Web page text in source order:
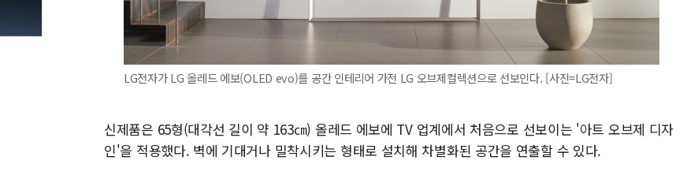
LG전자가 LG 올레드 에보(OLED evo)를 공간 인테리어 가전 LG 오브제컬렉션으로 선보인다. [사진=LG전자]
신제품은 65형(대각선 길이 약 163㎝) 올레드 에보에 TV 업계에서 처음으로 선보이는 '아트 오브제 디자
인'을 적용했다. 벽에 기대거나 밀착시키는 형태로 설치해 차별화된 공간을 연출할 수 있다.